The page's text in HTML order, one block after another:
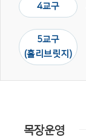
4교구
5교구
(홀리브릿지)
목장운영